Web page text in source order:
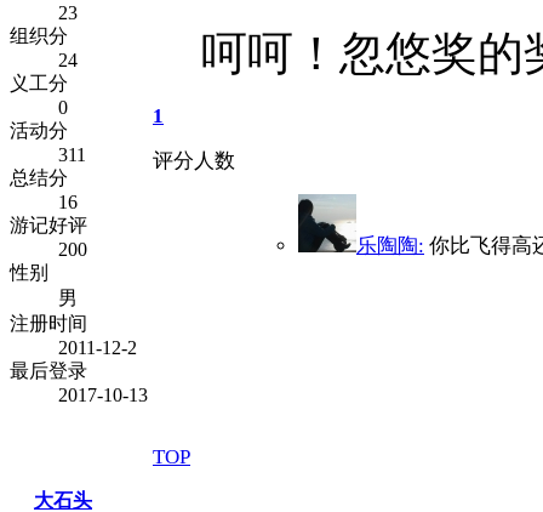
23
组织分
24
义工分
0
活动分
311
总结分
16
游记好评
200
性别
男
注册时间
2011-12-2
最后登录
2017-10-13
呵呵！忽悠奖的
1
评分人数
乐陶陶: 你比飞得高
TOP
大石头